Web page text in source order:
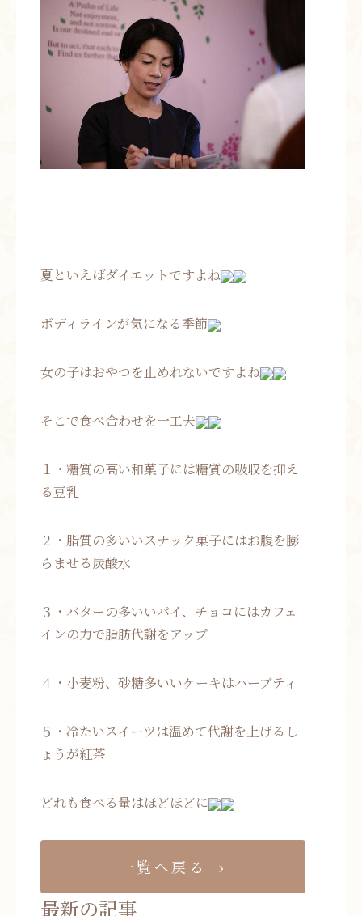
夏といえばダイエットですよね
ボディラインが気になる季節
女の子はおやつを止めれないですよね
そこで食べ合わせを一工夫
１・糖質の高い和菓子には糖質の吸収を抑え
る豆乳
２・脂質の多いいスナック菓子にはお腹を膨
らませる炭酸水
３・バターの多いいパイ、チョコにはカフェ
インの力で脂肪代謝をアップ
４・小麦粉、砂糖多いいケーキはハーブティ
５・冷たいスイーツは温めて代謝を上げるし
ょうが紅茶
どれも食べる量はほどほどに
一覧へ戻る
最新の記事